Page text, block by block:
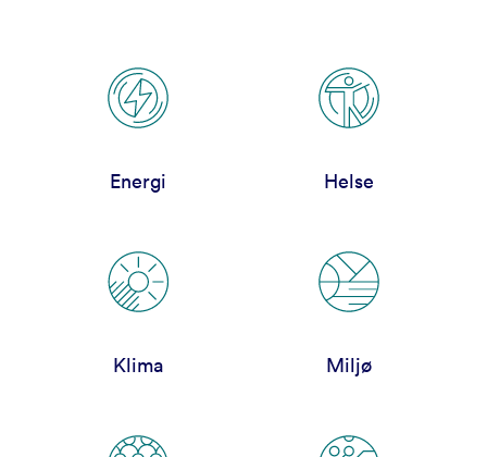
Energi Helse
Klima Miljø